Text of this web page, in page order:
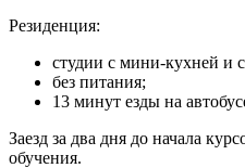
Резиденция:
студии с мини-кухней и
без питания;
13 минут езды на
Заезд за два дня до начала
обучения.